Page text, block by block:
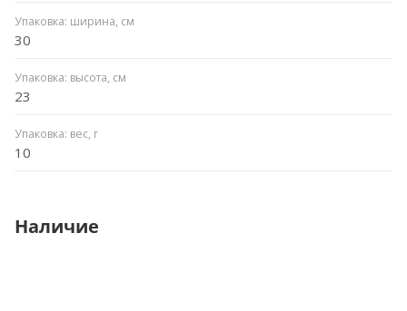
Упаковка: ширина, см
30
Упаковка: высота, см
23
Упаковка: вес, г
10
Наличие